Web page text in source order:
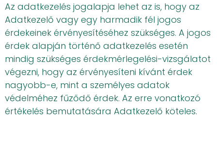
Az adatkezelés jogalapja lehet az is, hogy az
Adatkezelő vagy egy harmadik fél jogos
érdekeinek érvényesítéséhez szükséges. A jogos
érdek alapján történő adatkezelés esetén
mindig szükséges érdekmérlegelési-vizsgálatot
végezni, hogy az érvényesíteni kívánt érdek
nagyobb-e, mint a személyes adatok
védelméhez fűződő érdek. Az erre vonatkozó
értékelés bemutatására Adatkezelő köteles.